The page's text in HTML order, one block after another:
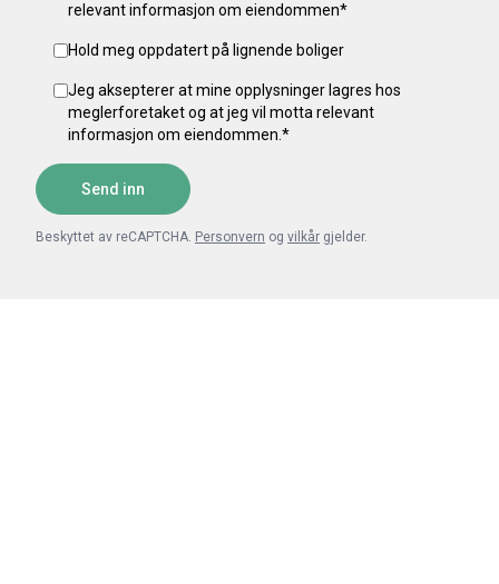
relevant informasjon om eiendommen*
Hold meg oppdatert på lignende boliger
Jeg aksepterer at mine opplysninger lagres hos
meglerforetaket og at jeg vil motta relevant
informasjon om eiendommen. *
Send inn
Beskyttet av reCAPTCHA. Personvern og vilkår gjelder.